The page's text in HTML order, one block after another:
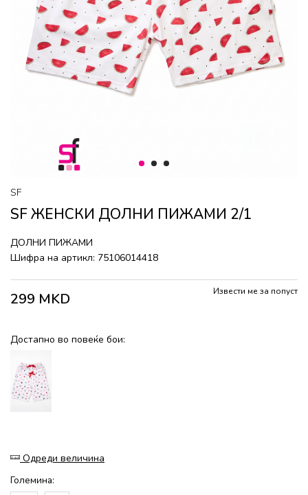
1 2 3
SF
SF ЖЕНСКИ ДОЛНИ ПИЖАМИ 2/1
ДОЛНИ ПИЖАМИ
Шифра на артикл: 75106014418
299 MKD Извести ме за попуст
Достапно во повеќе бои:
Одреди величина
Големина: